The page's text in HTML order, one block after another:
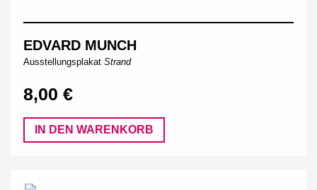
EDVARD MUNCH
Ausstellungsplakat Strand
8,00 €
IN DEN WARENKORB